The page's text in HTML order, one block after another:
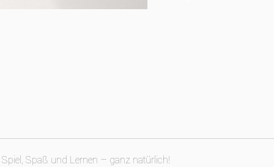
Spiel, Spaß und Lernen – ganz natürlich!